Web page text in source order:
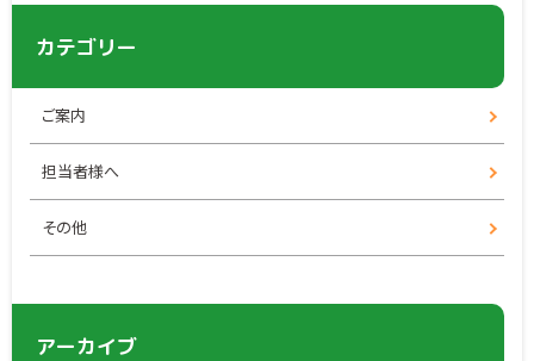
カテゴリー
ご案内
担当者様へ
その他
アーカイブ